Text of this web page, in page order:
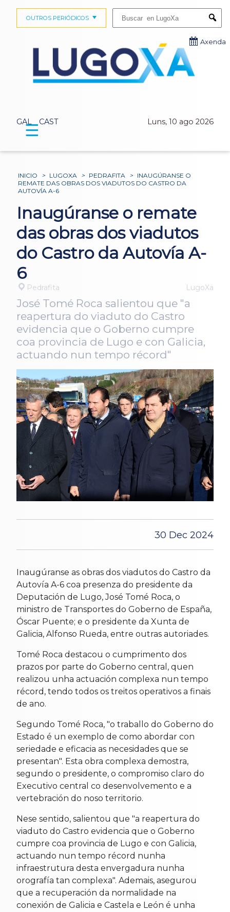
GAL CAST Luns, 10 ago 2026
OUTROS PERIÓDICOS
Axenda
☰
INICIO > LUGOXA > PEDRAFITA > INAUGÚRANSE O
REMATE DAS OBRAS DOS VIADUTOS DO CASTRO DA
AUTOVÍA A-6
Inaugúranse o remate
das obras dos viadutos
do Castro da Autovía A-
6
Pedrafita LugoXa
José Tomé Roca salientou que "a
reapertura do viaduto do Castro
evidencia que o Goberno cumpre
coa provincia de Lugo e con Galicia,
actuando nun tempo récord"
30 Dec 2024
Inaugúranse as obras dos viadutos do Castro da
Autovía A-6 coa presenza do presidente da
Deputación de Lugo, José Tomé Roca, o
ministro de Transportes do Goberno de España,
Óscar Puente; e o presidente da Xunta de
Galicia, Alfonso Rueda, entre outras autoriades.
Tomé Roca destacou o cumprimento dos
prazos por parte do Goberno central, quen
realizou unha actuación complexa nun tempo
récord, tendo todos os treitos operativos a finais
de ano.
Segundo Tomé Roca, "o traballo do Goberno do
Estado é un exemplo de como abordar con
seriedade e eficacia as necesidades que se
presentan". Esta obra complexa demostra,
segundo o presidente, o compromiso claro do
Executivo central co desenvolvemento e a
vertebración do noso territorio.
Nese sentido, salientou que "a reapertura do
viaduto do Castro evidencia que o Goberno
cumpre coa provincia de Lugo e con Galicia,
actuando nun tempo récord nunha
infraestrutura desta envergadura nunha
orografía tan complexa". Ademais, asegurou
que a recuperación da normalidade na
conexión de Galicia e Castela e León é unha